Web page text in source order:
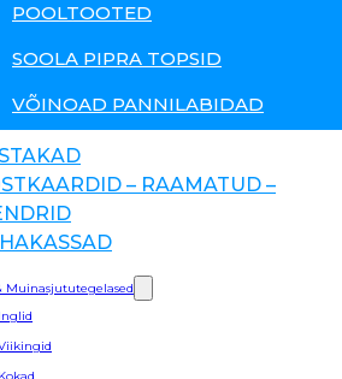
POOLTOOTED
SOOLA PIPRA TOPSID
VÕINOAD PANNILABIDAD
– RAAMATUD –
Muinasjututegelased
Inglid